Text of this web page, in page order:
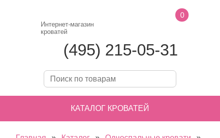
Интернет-магазин
кроватей
(495) 215-05-31
0
КАТАЛОГ КРОВАТЕЙ